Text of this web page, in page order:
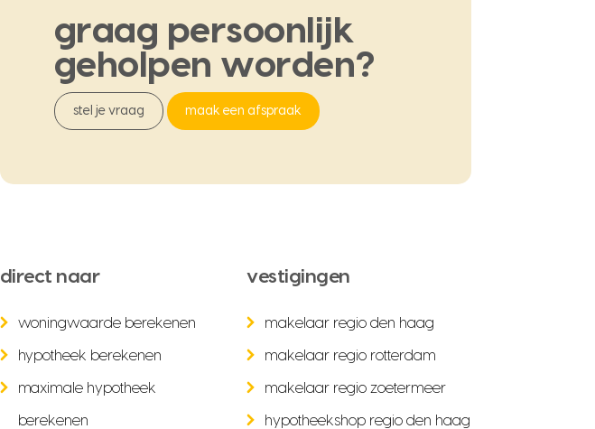
graag persoonlijk
geholpen worden?
stel je vraag maak een afspraak
direct naar
woningwaarde berekenen
hypotheek berekenen
maximale hypotheek
berekenen
vestigingen
makelaar regio den haag
makelaar regio rotterdam
makelaar regio zoetermeer
hypotheekshop regio den haag